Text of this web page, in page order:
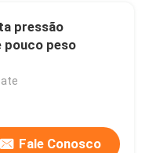
pressão
pouco peso
Fale Conosco